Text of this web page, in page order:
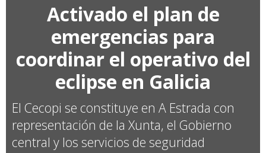
Activado el plan de
emergencias para
coordinar el operativo del
eclipse en Galicia
El Cecopi se constituye en A Estrada con
representación de la Xunta, el Gobierno
central y los servicios de seguridad